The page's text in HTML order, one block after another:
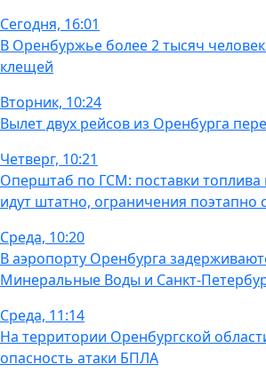
Сегодня, 16:01
В Оренбуржье более 2 тысяч человек
клещей
Вторник, 10:24
Вылет двух рейсов из Оренбурга
Четверг, 10:21
Оперштаб по ГСМ: поставки
идут штатно, ограничения поэтапно
Среда, 10:20
В аэропорту Оренбурга
Минеральные Воды и Санкт-
Среда, 11:14
На территории Оренбургской
опасность атаки БПЛА